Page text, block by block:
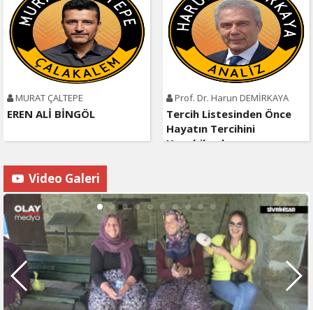
MURAT ÇALTEPE
EREN ALİ BİNGÖL
Prof. Dr. Harun DEMİRKAYA
Tercih Listesinden Önce
Hayatın Tercihini
Yapabilmek
Video Galeri